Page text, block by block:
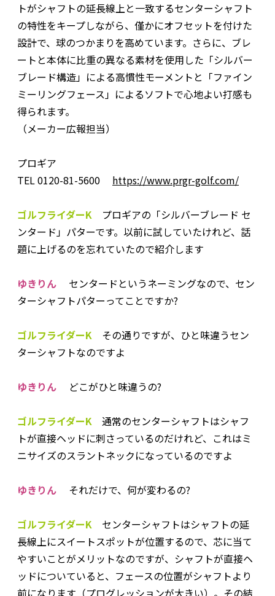
トがシャフトの延長線上と一致するセンターシャフト
の特性をキープしながら、僅かにオフセットを付けた
設計で、球のつかまりを高めています。さらに、ブレ
ートと本体に比重の異なる素材を使用した「シルバー
ブレード構造」による高慣性モーメントと「ファイン
ミーリングフェース」によるソフトで心地よい打感も
得られます。
（メーカー広報担当）
プロギア
TEL 0120-81-5600 https://www.prgr-golf.com/
ゴルフライダーK プロギアの「シルバーブレード セ
ンタード」パターです。以前に試していたけれど、話
題に上げるのを忘れていたので紹介します
ゆきりん センタードというネーミングなので、セン
ターシャフトパターってことですか?
ゴルフライダーK その通りですが、ひと味違うセン
ターシャフトなのですよ
ゆきりん どこがひと味違うの?
ゴルフライダーK 通常のセンターシャフトはシャフ
トが直接ヘッドに刺さっているのだけれど、これはミ
ニサイズのスラントネックになっているのですよ
ゆきりん それだけで、何が変わるの?
ゴルフライダーK センターシャフトはシャフトの延
長線上にスイートスポットが位置するので、芯に当て
やすいことがメリットなのですが、シャフトが直接ヘ
ッドについていると、フェースの位置がシャフトより